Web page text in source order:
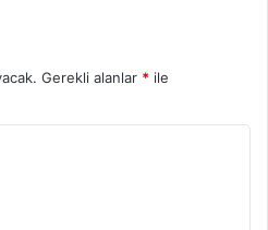
Gerekli alanlar * ile